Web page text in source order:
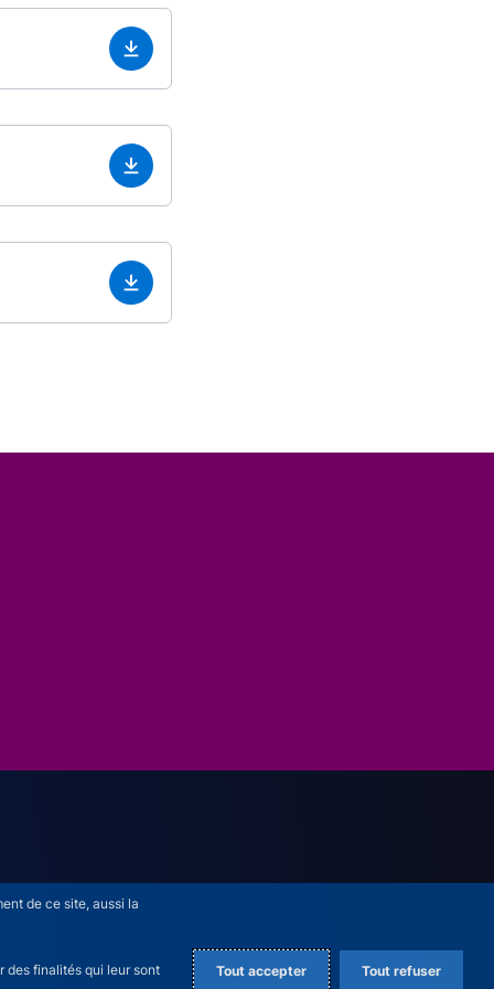
de ce site, aussi la
des finalités qui leur sont Tout accepter Tout refuser